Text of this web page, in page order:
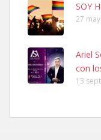
Ninfa perdida
El día 5 se los perdió
calle, se perdió por la
SOY
27
Ariel
con
13